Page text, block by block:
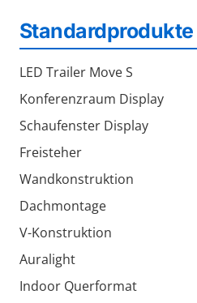
LED Trailer Move S
Konferenzraum Display
Schaufenster Display
Freisteher
Wandkonstruktion
Dachmontage
V-Konstruktion
Auralight
Indoor Querformat